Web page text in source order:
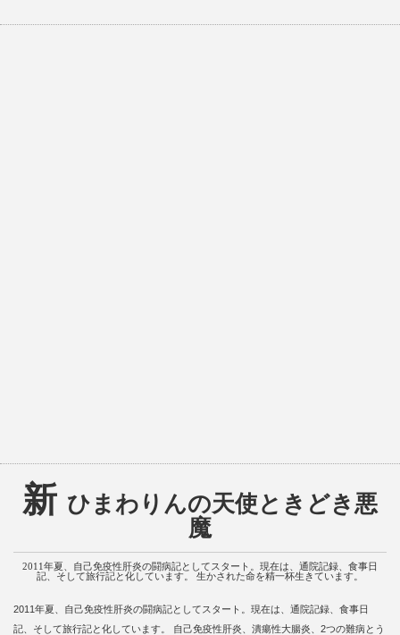
新 ひまわりんの天使ときどき悪
魔
2011年夏、自己免疫性肝炎の闘病記としてスタート。現在は、通院記録、食事日
記、そして旅行記と化しています。 生かされた命を精一杯生きています。
2011年夏、自己免疫性肝炎の闘病記としてスタート。現在は、通院記録、食事日
記、そして旅行記と化しています。 自己免疫性肝炎、潰瘍性大腸炎、2つの難病とう